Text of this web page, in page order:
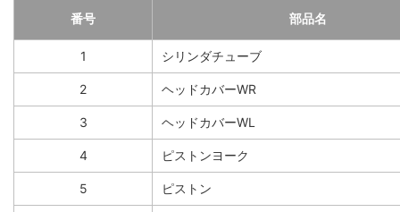
番号 部品名
1 シリンダチューブ
2 ヘッドカバーWR
3 ヘッドカバーWL
4 ピストンヨーク
5 ピストン